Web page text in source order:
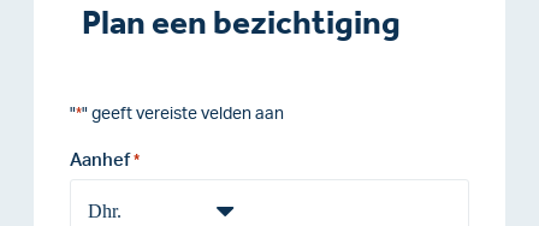
Plan een bezichtiging
"*" geeft vereiste velden aan
Aanhef *